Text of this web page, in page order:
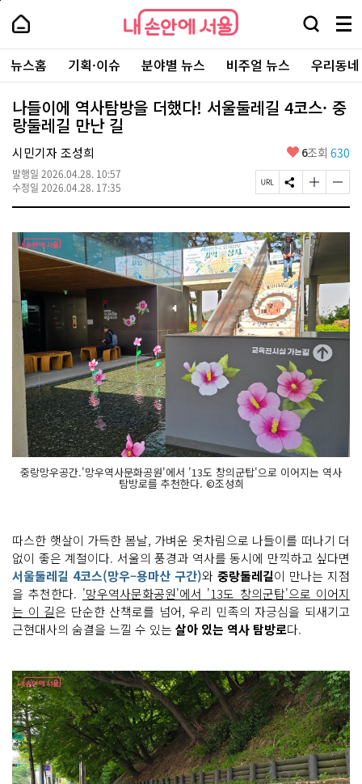
본
로
가
내
손
안
에
서
울
-
서
울
시
대
표
소
통
포
내
손
에
울
검
창
열
기
메
뉴
전
체
보
기
주
요
서
뉴스홈 기획·이슈 분야별 뉴스 비주얼 뉴스 우리동
나들이에 역사탐방을 더했다! 서울둘레길 4코스· 중
랑둘레길 만난 길
시민기자 조성희
발행일 2026.04.28. 10:57
수정일 2026.04.28. 17:35
좋
요
6조회 630
페
이
U
R
L
복
사
S
N
공
유
하
기
글
자
기
크
게
변
경
하
기
글
자
기
변
경
하
기
중랑망우공간.'망우역사문화공원'에서 '13도 창의군탑'으로 이어지는 역사
탐방로를 추천한다. ©조성희
따스한 햇살이 가득한 봄날, 가벼운 옷차림으로 나들이를 떠나기 더
없이 좋은 계절이다. 서울의 풍경과 역사를 동시에 만끽하고 싶다면
서울둘레길 4코스(망우–용마산 구간)와 중랑둘레길이 만나는 지점
을 추천한다. '망우역사문화공원'에서 '13도 창의군탑'으로 이어지
는 이 길은 단순한 산책로를 넘어, 우리 민족의 자긍심을 되새기고
근현대사의 숨결을 느낄 수 있는 살아 있는 역사 탐방로다.
페
상
단
로